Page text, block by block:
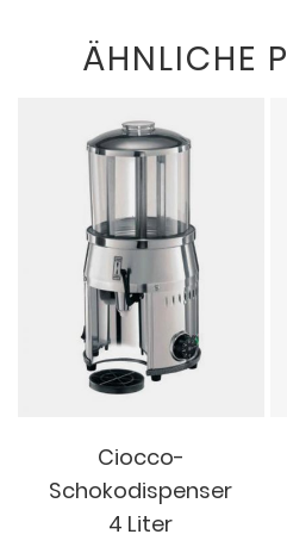
ÄHNLICHE
Ciocco-
Schokodispenser
4 Liter